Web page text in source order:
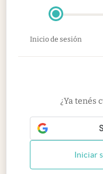
Inicio de sesión
¿Ya tenés
Iniciar